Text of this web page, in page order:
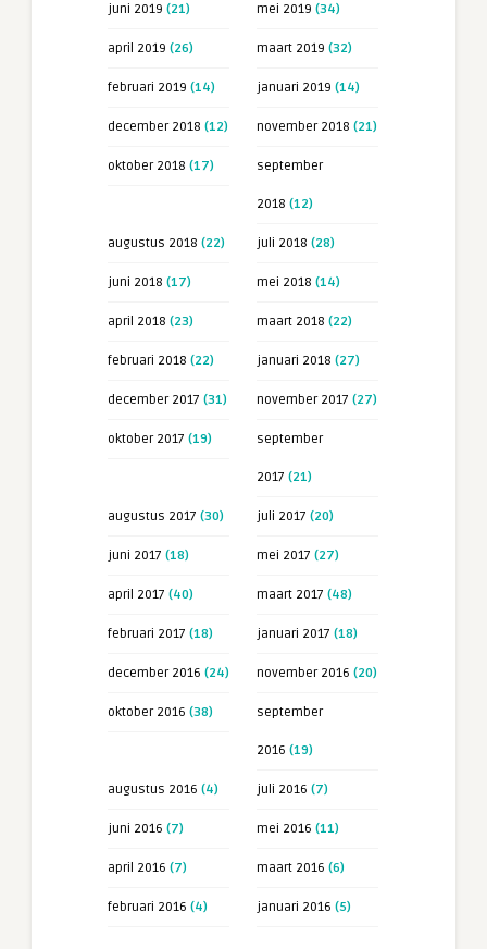
juni 2019 (21) mei 2019 (34)
april 2019 (26) maart 2019 (32)
februari 2019 (14) januari 2019 (14)
december 2018 (12) november 2018 (21)
oktober 2018 (17) september
2018 (12)
augustus 2018 (22) juli 2018 (28)
juni 2018 (17) mei 2018 (14)
april 2018 (23) maart 2018 (22)
februari 2018 (22) januari 2018 (27)
december 2017 (31) november 2017 (27)
oktober 2017 (19) september
2017 (21)
augustus 2017 (30) juli 2017 (20)
juni 2017 (18) mei 2017 (27)
april 2017 (40) maart 2017 (48)
februari 2017 (18) januari 2017 (18)
december 2016 (24) november 2016 (20)
oktober 2016 (38) september
2016 (19)
augustus 2016 (4) juli 2016 (7)
juni 2016 (7) mei 2016 (11)
april 2016 (7) maart 2016 (6)
februari 2016 (4) januari 2016 (5)